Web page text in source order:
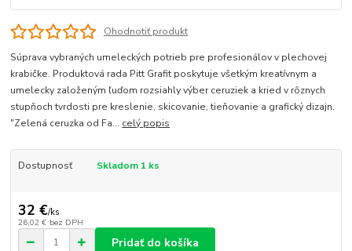
Ohodnotiť produkt
Súprava vybraných umeleckých potrieb pre profesionálov v plechovej
krabičke. Produktová rada Pitt Grafit poskytuje všetkým kreatívnym a
umelecky založeným ľuďom rozsiahly výber ceruziek a kried v rôznych
stupňoch tvrdosti pre kreslenie, skicovanie, tieňovanie a grafický dizajn.
"Zelená ceruzka od Fa... celý popis
Dostupnosť Skladom 1 ks
32 €/ks
26,02 € bez DPH
Pridať do košíka